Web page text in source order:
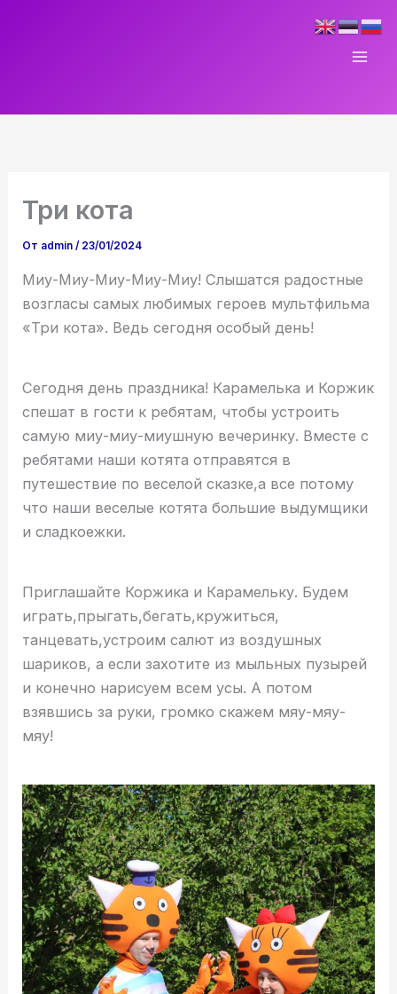
Три кота
От admin/ 23/01/2024
Миу-Миу-Миу-Миу-Миу! Слышатся радостные
возгласы самых любимых героев мультфильма
«Три кота». Ведь сегодня особый день!
Сегодня день праздника! Карамелька и Коржик
спешат в гости к ребятам, чтобы устроить
самую миу-миу-миушную вечеринку. Вместе с
ребятами наши котята отправятся в
путешествие по веселой сказке,а все потому
что наши веселые котята большие выдумщики
и сладкоежки.
Приглашайте Коржика и Карамельку. Будем
играть,прыгать,бегать,кружиться,
танцевать,устроим салют из воздушных
шариков, а если захотите из мыльных пузырей
и конечно нарисуем всем усы. А потом
взявшись за руки, громко скажем мяу-мяу-
мяу!